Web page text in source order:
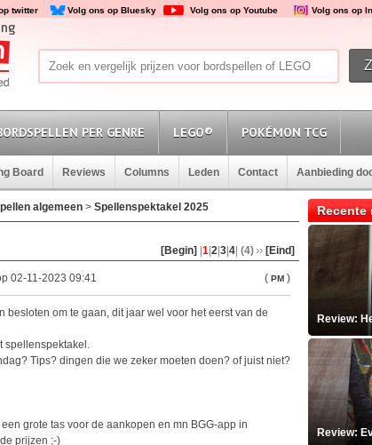
twitter Volg ons op Bluesky Volg ons op Youtube Volg ons op
PER GENRE LEGO® POKÉMON TCG
Board Reviews Columns Leden Contact Aanbieding
algemeen> Spellenspektakel 2025
[Begin] 1 2 3 4 (4) [Eind]
02-11-2023 09:41 ( PM )
besloten om te gaan, dit jaar wel voor het eerst van de
spellenspektakel.
Tips? dingen die we zeker moeten doen? of juist niet?
grote tas voor de aankopen en mn BGG-app in
prijzen ;-)
Recente
Review:
Review: